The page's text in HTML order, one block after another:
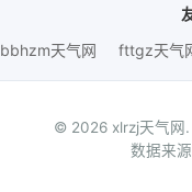
bbhzm天气网
fttgz天气
© 2026 xlrzj天气网.
数据来